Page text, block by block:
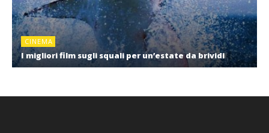
CINEMA
I migliori film sugli squali per un’estate da brividi